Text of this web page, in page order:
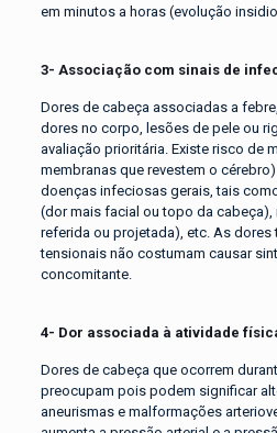
em minutos a horas (evolução
3- Associação com sinais de
Dores de cabeça associadas a
dores no corpo, lesões de pele ou
avaliação prioritária. Existe risco de
membranas que revestem o
doenças infeciosas gerais, tais
(dor mais facial ou topo da
referida ou projetada), etc. As dores
tensionais não costumam causar
concomitante.
4- Dor associada à atividade
Dores de cabeça que ocorrem
preocupam pois podem significar
aneurismas e malformações